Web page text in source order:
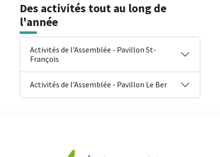
Des activités tout au long de
l'année
Activités de l'Assemblée - Pavillon St-
François
Activités de l'Assemblée - Pavillon Le Ber